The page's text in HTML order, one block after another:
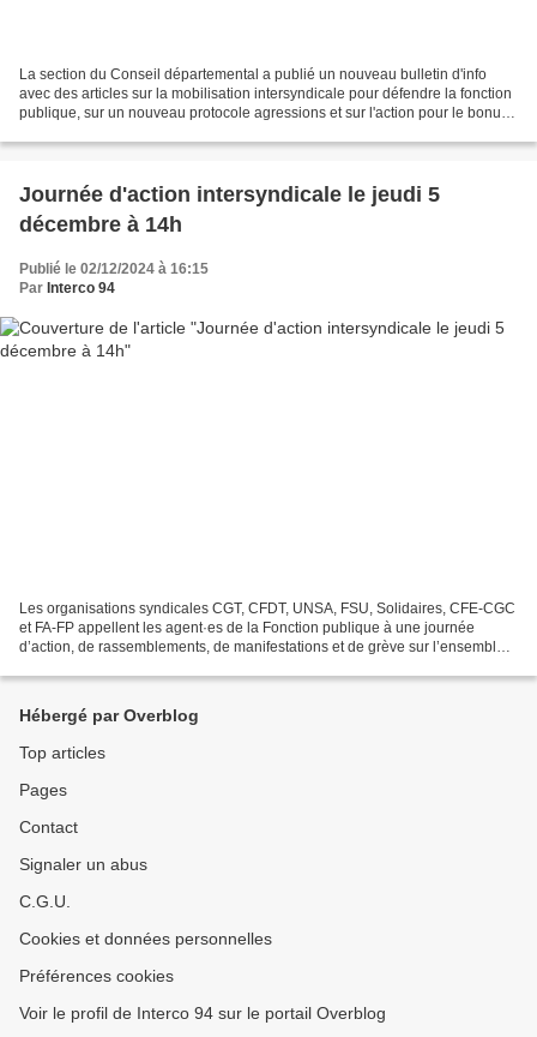
La section du Conseil départemental a publié un nouveau bulletin d'info
avec des articles sur la mobilisation intersyndicale pour défendre la fonction
publique, sur un nouveau protocole agressions et sur l'action pour le bonus
Journée d'action intersyndicale le jeudi 5
décembre à 14h
Publié le 02/12/2024 à 16:15
Par Interco 94
Les organisations syndicales CGT, CFDT, UNSA, FSU, Solidaires, CFE-CGC
et FA-FP appellent les agent·es de la Fonction publique à une journée
d’action, de rassemblements, de manifestations et de grève sur l’ensemble
Hébergé par Overblog
Top articles
Pages
Contact
Signaler un abus
C.G.U.
Cookies et données personnelles
Préférences cookies
Voir le profil de Interco 94 sur le portail Overblog